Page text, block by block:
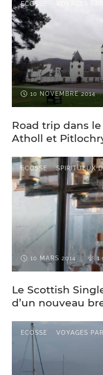
ECOSSE
10 NOVEMBRE 2014
Road trip dans
Atholl et
ECOSSE SPIRITUEUX
10 MARS 2014
Le Scottish
d’un nouveau
ECOSSE VOYAGES